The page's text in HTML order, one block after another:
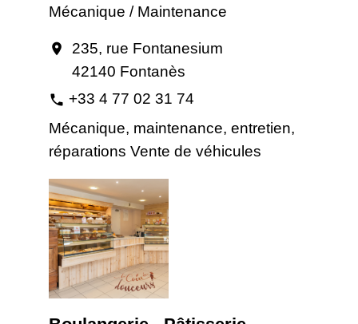
Mécanique / Maintenance
location_on
235, rue Fontanesium
42140 Fontanès
phone +33 4 77 02 31 74
Mécanique, maintenance, entretien,
réparations Vente de véhicules